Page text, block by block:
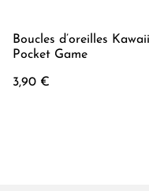
Boucles d’oreilles Kawaii
Pocket Game
3,90 €